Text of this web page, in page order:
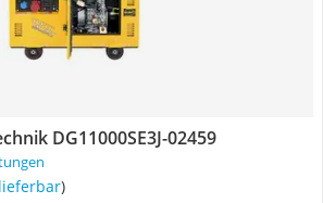
DG11000SE3J-02459
lieferbar)